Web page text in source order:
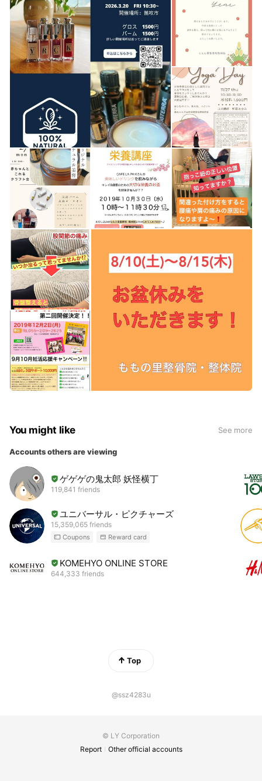
You might like See more
Accounts others are viewing
ゲゲゲの鬼太郎 妖怪横丁
119,841 friends
ユニバーサル・ピクチャーズ
15,359,065 friends
Coupons Reward card
KOMEHYO ONLINE STORE
644,333 friends
Top
@ssz4283u
© LY Corporation
Report
Other official accounts